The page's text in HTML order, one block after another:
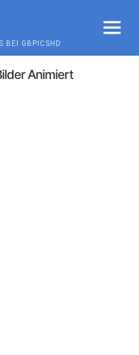
BEI GBPICSHD
MENU
Animiert